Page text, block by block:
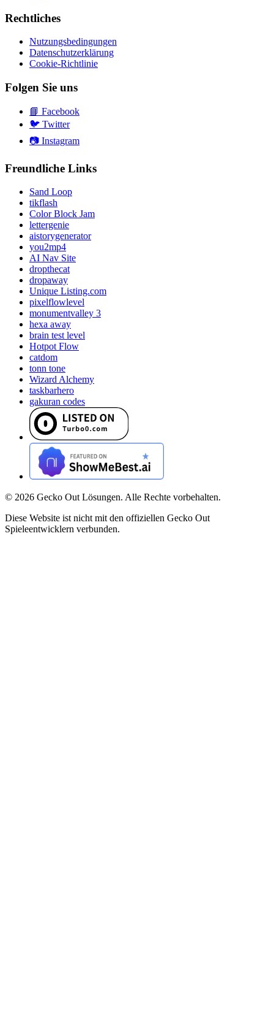
Rechtliches
Nutzungsbedingungen
Datenschutzerklärung
Cookie-Richtlinie
Folgen Sie uns
📘 Facebook
🐦 Twitter
📷 Instagram
Freundliche Links
Sand Loop
tikflash
Color Block Jam
lettergenie
aistorygenerator
you2mp4
AI Nav Site
dropthecat
dropaway
Unique Listing.com
pixelflowlevel
monumentvalley 3
hexa away
brain test level
Hotpot Flow
catdom
tonn tone
Wizard Alchemy
taskbarhero
gakuran codes
© 2026 Gecko Out Lösungen. Alle Rechte vorbehalten.
Diese Website ist nicht mit den offiziellen Gecko Out
Spieleentwicklern verbunden.